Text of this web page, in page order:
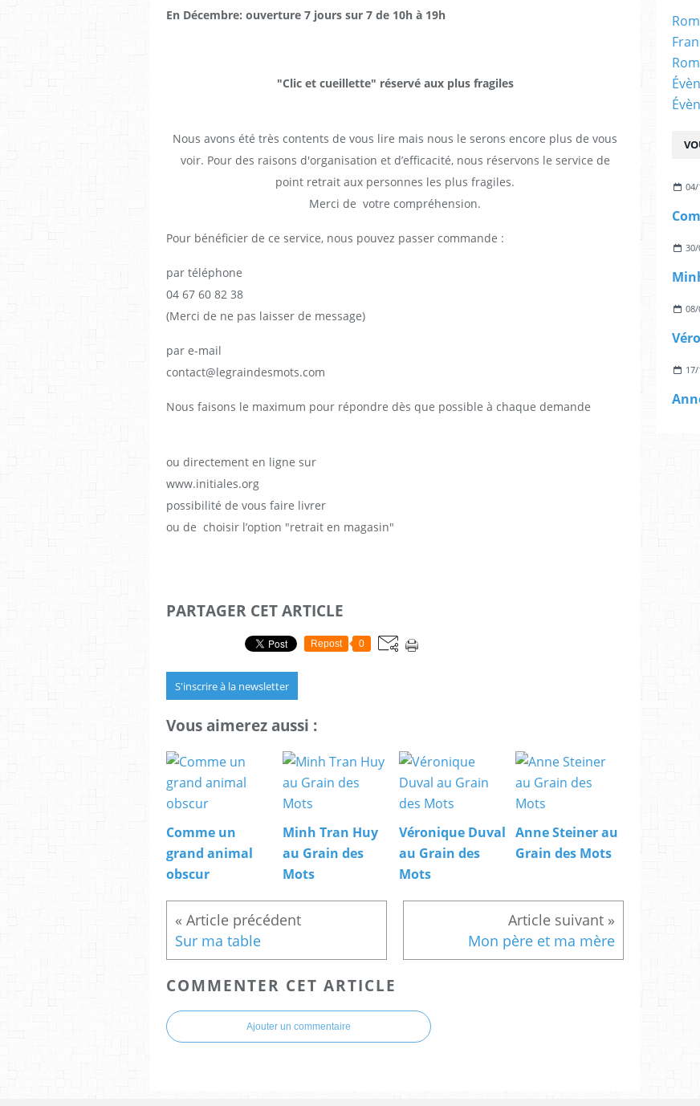
En Décembre: ouverture 7 jours sur 7 de 10h à 19h
"Clic et cueillette" réservé aux plus fragiles
Nous avons été très contents de vous lire mais nous le serons encore plus de vous
voir. Pour des raisons d'organisation et d’efficacité, nous réservons le service de
point retrait aux personnes les plus fragiles.
Merci de votre compréhension.
Pour bénéficier de ce service, nous pouvez passer commande :
par téléphone
04 67 60 82 38
(Merci de ne pas laisser de message)
par e-mail
contact@legraindesmots.com
Nous faisons le maximum pour répondre dès que possible à chaque demande
ou directement en ligne sur
www.initiales.org
possibilité de vous faire livrer
ou de choisir l’option "retrait en magasin"
PARTAGER CET ARTICLE
Repost 0
S'inscrire à la newsletter
Vous aimerez aussi :
Comme un
grand animal
obscur
Minh Tran Huy
au Grain des
Mots
Véronique Duval
au Grain des
Mots
Anne Steiner au
Grain des Mots
Sur ma table Mon père et ma mère
COMMENTER CET ARTICLE
Ajouter un commentaire
04/
08/